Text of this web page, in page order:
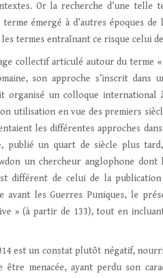
Or la recherche d’une
émergé à d’autres époques de
termes entraînant ce risque celui
collectif articulé autour du terme
son approche s’inscrit dans
organisé un colloque international
utilisation en vue des premiers
les différentes approches
publié un quart de siècle plus
un chercheur anglophone
différent de celui de la
avant les Guerres Puniques, le
» (à partir de 133), tout en
est un constat plutôt négatif,
être menacée, ayant perdu son